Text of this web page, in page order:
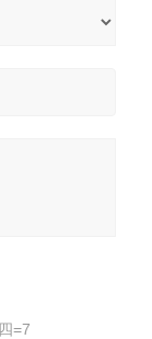
=7